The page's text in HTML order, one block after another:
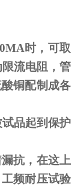
时，可取
流电阻，管
铜配制成各
品起到保护
抗，在这上
频耐压试验